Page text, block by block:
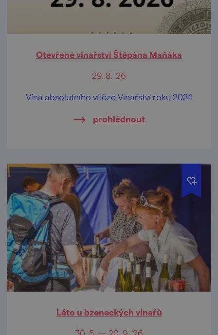
Otevřené vinařství Štěpána Maňáka
29. 8. '26
Vína absolutního vítěze Vinařství roku 2024
prohlédnout
Léto u bzeneckých vinařů
30. 5. — 20. 9. '26